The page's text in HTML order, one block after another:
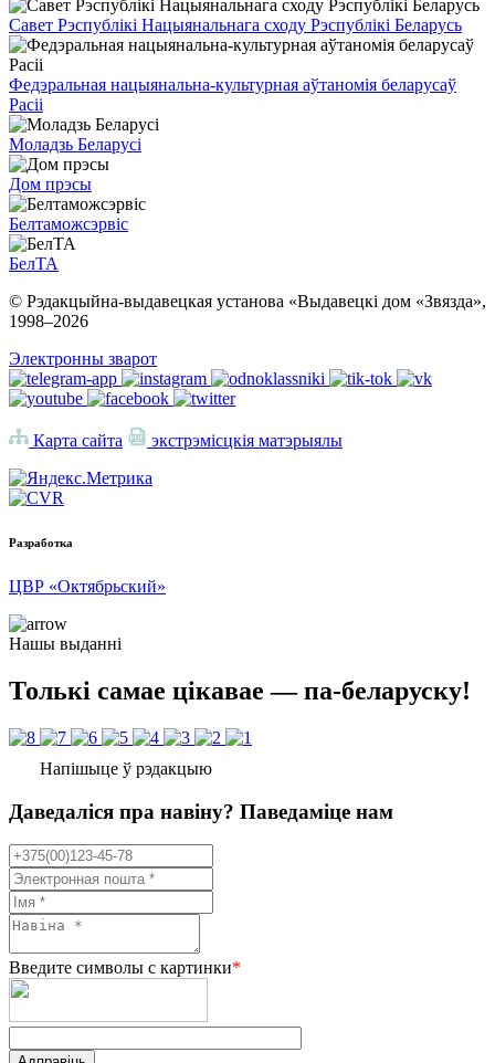
Савет Рэспублікі Нацыянальнага сходу Рэспублікі Беларусь
Федэральная нацыянальна-культурная аўтаномія беларусаў
Расіі
Моладзь Беларусі
Дом прэсы
Белтаможсэрвіс
БелТА
© Рэдакцыйна-выдавецкая установа «Выдавецкі дом «Звязда»,
1998–2026
Электронны зварот
Карта сайта экстрэмісцкія матэрыялы
Разработка
ЦВР «Октябрьский»
Нашы выданні
Толькі самае цікавае — па-беларуску!
Напішыце ў рэдакцыю
Даведаліся пра навіну? Паведаміце нам
Введите символы с картинки*